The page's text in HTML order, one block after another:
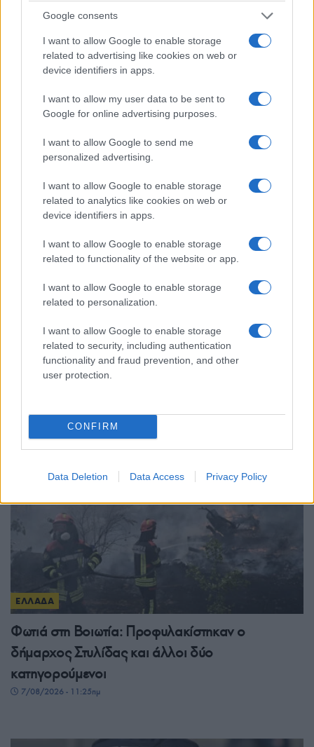
Google consents
I want to allow Google to enable storage
related to advertising like cookies on web or
device identifiers in apps.
I want to allow my user data to be sent to
Google for online advertising purposes.
I want to allow Google to send me
personalized advertising.
I want to allow Google to enable storage
related to analytics like cookies on web or
device identifiers in apps.
I want to allow Google to enable storage
related to functionality of the website or app.
I want to allow Google to enable storage
related to personalization.
I want to allow Google to enable storage
related to security, including authentication
functionality and fraud prevention, and other
user protection.
CONFIRM
Data Deletion Data Access Privacy Policy
Σέρρες: Βίντεο-ντοκουμέντο από το τροχαίο που
κόστισε τη ζωή μητέρας και γιου – Η στιγμή της
σφοδρής σύγκρουσης
ΕΛΛΑΔΑ
Υπόθεση Marfin: Προθεσμία έλαβε για την
7/08/2026 - 12:30μμ
ΕΛΛΑΔΑ
Φωτιά στη Βοιωτία: Προφυλακίστηκαν ο
δήμαρχος Στυλίδας και άλλοι δύο
κατηγορούμενοι
7/08/2026 - 11:25πμ